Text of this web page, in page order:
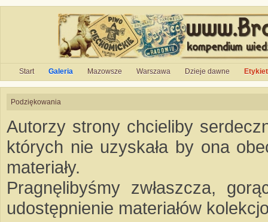
Start Galeria Mazowsze Warszawa Dzieje dawne
Podziękowania
Autorzy strony chcieliby
których nie uzyskała by ona
materiały.
Pragnęlibyśmy zwłaszcza,
udostępnienie materiałów